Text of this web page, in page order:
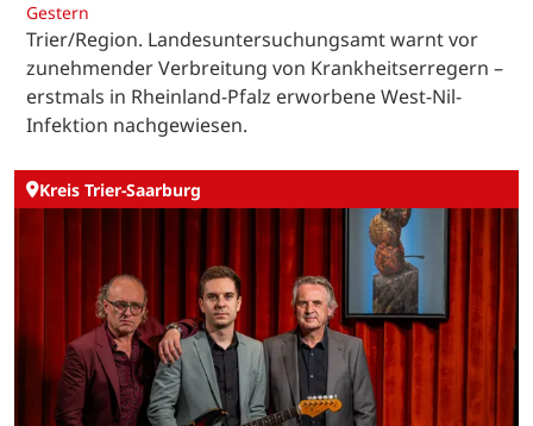
Gestern
Trier/Region. Landesuntersuchungsamt warnt vor
zunehmender Verbreitung von Krankheitserregern –
erstmals in Rheinland-Pfalz erworbene West-Nil-
Infektion nachgewiesen.
Kreis Trier-Saarburg